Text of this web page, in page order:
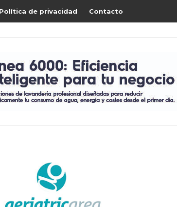
Política de privacidad Contacto